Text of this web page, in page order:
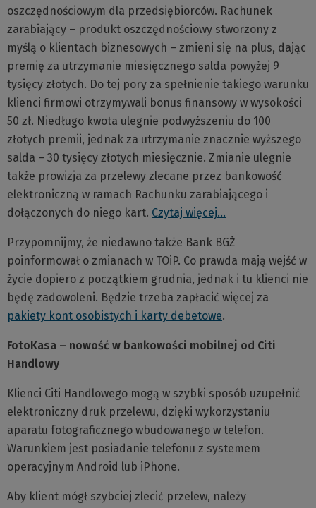
oszczędnościowym dla przedsiębiorców. Rachunek
zarabiający – produkt oszczędnościowy stworzony z
myślą o klientach biznesowych – zmieni się na plus, dając
premię za utrzymanie miesięcznego salda powyżej 9
tysięcy złotych. Do tej pory za spełnienie takiego warunku
klienci firmowi otrzymywali bonus finansowy w wysokości
50 zł. Niedługo kwota ulegnie podwyższeniu do 100
złotych premii, jednak za utrzymanie znacznie wyższego
salda – 30 tysięcy złotych miesięcznie. Zmianie ulegnie
także prowizja za przelewy zlecane przez bankowość
elektroniczną w ramach Rachunku zarabiającego i
dołączonych do niego kart. Czytaj więcej…
Przypomnijmy, że niedawno także Bank BGŻ
poinformował o zmianach w TOiP. Co prawda mają wejść w
życie dopiero z początkiem grudnia, jednak i tu klienci nie
będę zadowoleni. Będzie trzeba zapłacić więcej za
pakiety kont osobistych i karty debetowe.
FotoKasa – nowość w bankowości mobilnej od Citi
Handlowy
Klienci Citi Handlowego mogą w szybki sposób uzupełnić
elektroniczny druk przelewu, dzięki wykorzystaniu
aparatu fotograficznego wbudowanego w telefon.
Warunkiem jest posiadanie telefonu z systemem
operacyjnym Android lub iPhone.
Aby klient mógł szybciej zlecić przelew, należy